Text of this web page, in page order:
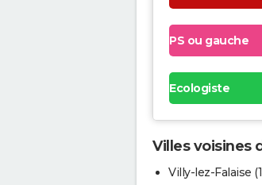
PS ou gauche
Ecologiste
Villes voisines
Villy-lez-Falaise